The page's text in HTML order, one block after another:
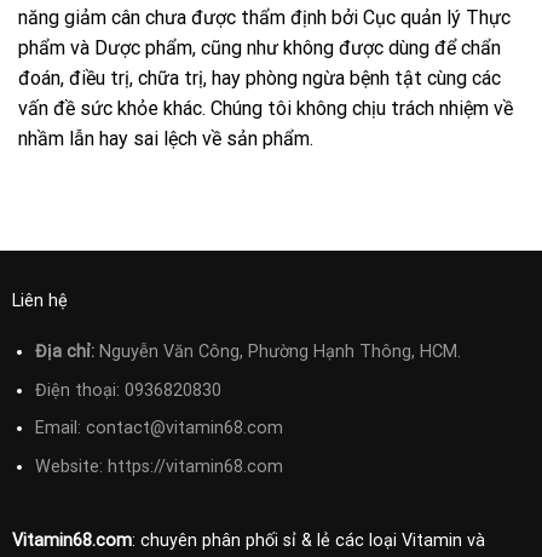
năng giảm cân chưa được thẩm định bởi Cục quản lý Thực
phẩm và Dược phẩm, cũng như không được dùng để chẩn
đoán, điều trị, chữa trị, hay phòng ngừa bệnh tật cùng các
vấn đề sức khỏe khác. Chúng tôi không chịu trách nhiệm về
nhầm lẫn hay sai lệch về sản phẩm.
Liên hệ
Địa chỉ:Nguyễn Văn Công, Phường Hạnh Thông, HCM.
Điện thoại: 0936820830
Email: contact@vitamin68.com
Website: https://vitamin68.com
Vitamin68.com: chuyên phân phối sỉ & lẻ các loại Vitamin và